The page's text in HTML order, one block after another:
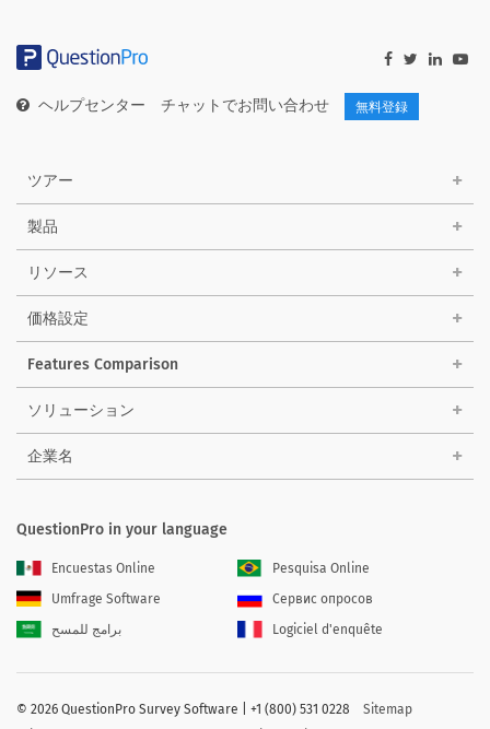
ヘルプセンター チャットでお問い合わせ 無料登録
ツアー
製品
リソース
価格設定
Features Comparison
ソリューション
企業名
QuestionPro in your language
Encuestas Online
Pesquisa Online
Umfrage Software
Сервис опросов
برامج للمسح
Logiciel d'enquête
© 2026 QuestionPro Survey Software | +1 (800) 531 0228
Sitemap